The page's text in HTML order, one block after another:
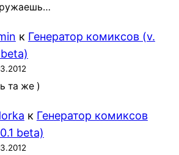
к Генератор комиксов (v.
beta)
та же )
к Генератор комиксов
beta)